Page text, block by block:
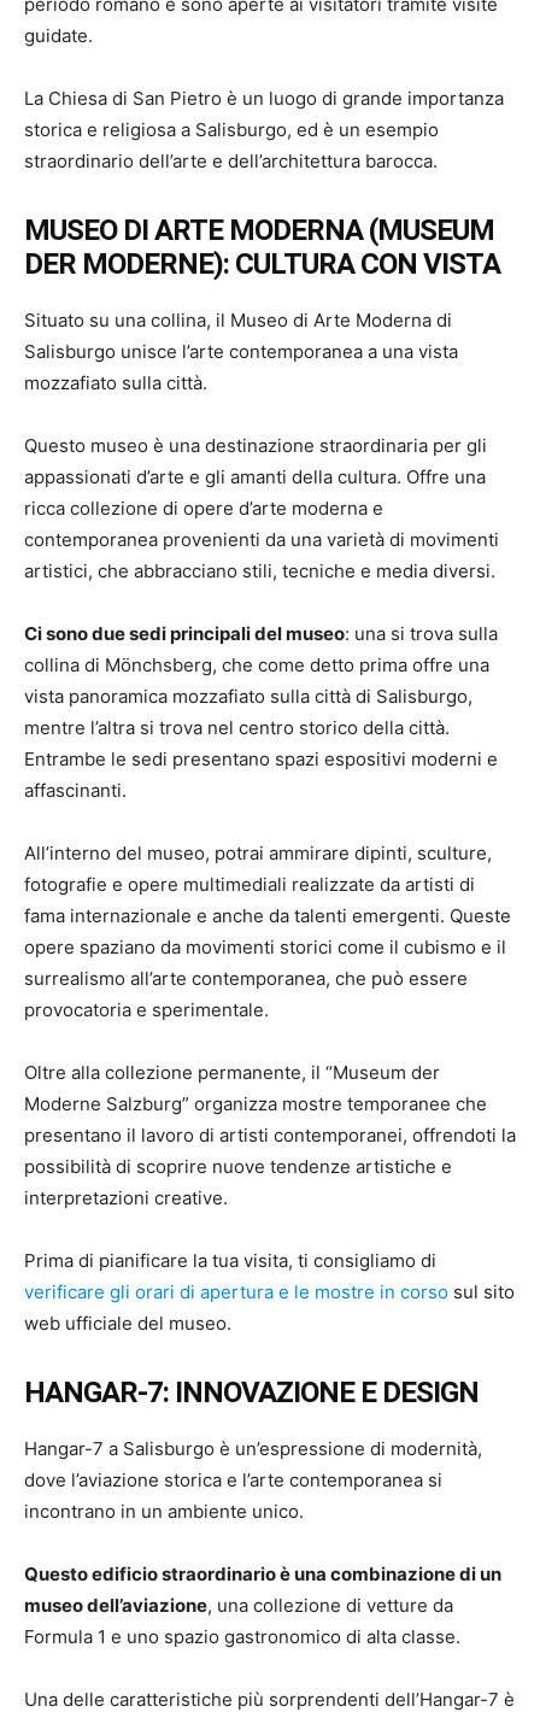
guidate.
La Chiesa di San Pietro è un luogo di grande importanza
storica e religiosa a Salisburgo, ed è un esempio
straordinario dell’arte e dell’architettura barocca.
MUSEO DI ARTE MODERNA (MUSEUM
DER MODERNE): CULTURA CON VISTA
Situato su una collina, il Museo di Arte Moderna di
Salisburgo unisce l’arte contemporanea a una vista
mozzafiato sulla città.
Questo museo è una destinazione straordinaria per gli
appassionati d’arte e gli amanti della cultura. Offre una
ricca collezione di opere d’arte moderna e
contemporanea provenienti da una varietà di movimenti
artistici, che abbracciano stili, tecniche e media diversi.
Ci sono due sedi principali del museo: una si trova sulla
collina di Mönchsberg, che come detto prima offre una
vista panoramica mozzafiato sulla città di Salisburgo,
mentre l’altra si trova nel centro storico della città.
Entrambe le sedi presentano spazi espositivi moderni e
affascinanti.
All’interno del museo, potrai ammirare dipinti, sculture,
fotografie e opere multimediali realizzate da artisti di
fama internazionale e anche da talenti emergenti. Queste
opere spaziano da movimenti storici come il cubismo e il
surrealismo all’arte contemporanea, che può essere
provocatoria e sperimentale.
Oltre alla collezione permanente, il “Museum der
Moderne Salzburg” organizza mostre temporanee che
presentano il lavoro di artisti contemporanei, offrendoti la
possibilità di scoprire nuove tendenze artistiche e
interpretazioni creative.
Prima di pianificare la tua visita, ti consigliamo di
verificare gli orari di apertura e le mostre in corso sul sito
web ufficiale del museo.
HANGAR-7: INNOVAZIONE E DESIGN
Hangar-7 a Salisburgo è un’espressione di modernità,
dove l’aviazione storica e l’arte contemporanea si
incontrano in un ambiente unico.
Questo edificio straordinario è una combinazione di un
museo dell’aviazione, una collezione di vetture da
Formula 1 e uno spazio gastronomico di alta classe.
Una delle caratteristiche più sorprendenti dell’Hangar-7 è